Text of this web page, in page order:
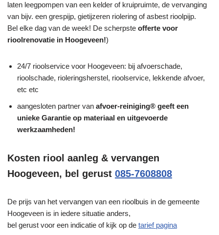
laten leegpompen van een kelder of kruipruimte, de vervanging
van bijv. een grespijp, gietijzeren riolering of asbest rioolpijp.
Bel elke dag van de week! De scherpste offerte voor
rioolrenovatie in Hoogeveen!)
24/7 rioolservice voor Hoogeveen: bij afvoerschade,
rioolschade, rioleringsherstel, rioolservice, lekkende afvoer,
etc etc
aangesloten partner van afvoer-reiniging® geeft een
unieke Garantie op materiaal en uitgevoerde
werkzaamheden!
Kosten riool aanleg & vervangen
Hoogeveen, bel gerust 085-7608808
De prijs van het vervangen van een rioolbuis in de gemeente
Hoogeveen is in iedere situatie anders,
bel gerust voor een indicatie of kijk op de tarief pagina